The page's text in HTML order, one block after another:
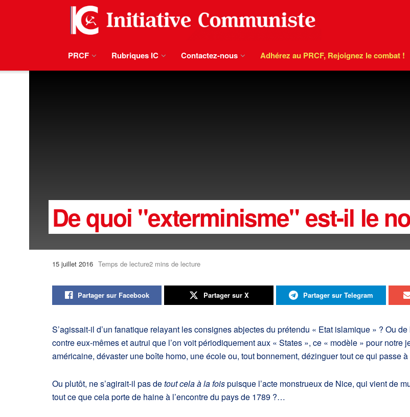
PRCF Rubriques IC Contactez-nous Adhérez au PRCF, Rejoignez le combat !
De quoi "exterminisme" est-il le
15 juillet 2016 Temps de lecture2 mins de lecture
Partager sur Facebook Partager sur X Partager sur Telegram
S’agissait-il d’un fanatique relayant les consignes abjectes du prétendu « Etat islamique » ? Ou
contre eux-mêmes et autrui que l’on voit périodiquement aux « States », ce « modèle » pour
américaine, dévaster une boîte homo, une école ou, tout bonnement, dézinguer tout ce qui passe
Ou plutôt, ne s’agirait-il pas detout cela à la foispuisque l’acte monstrueux de Nice, qui vient de
tout ce que cela porte de haine à l’encontre du pays de 1789 ?…